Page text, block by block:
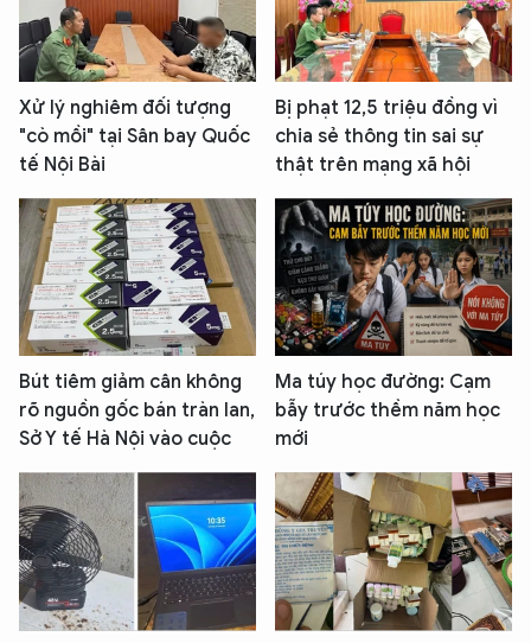
Xử lý nghiêm đối tượng
"cò mồi" tại Sân bay Quốc
tế Nội Bài
Bị phạt 12,5 triệu đồng vì
chia sẻ thông tin sai sự
thật trên mạng xã hội
Bút tiêm giảm cân không
rõ nguồn gốc bán tràn lan,
Sở Y tế Hà Nội vào cuộc
Ma túy học đường: Cạm
bẫy trước thềm năm học
mới